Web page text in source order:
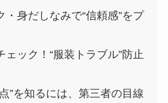
・身だしなみで“信頼感”をプ
ェック！“服装トラブル”防止
”を知るには、第三者の目線